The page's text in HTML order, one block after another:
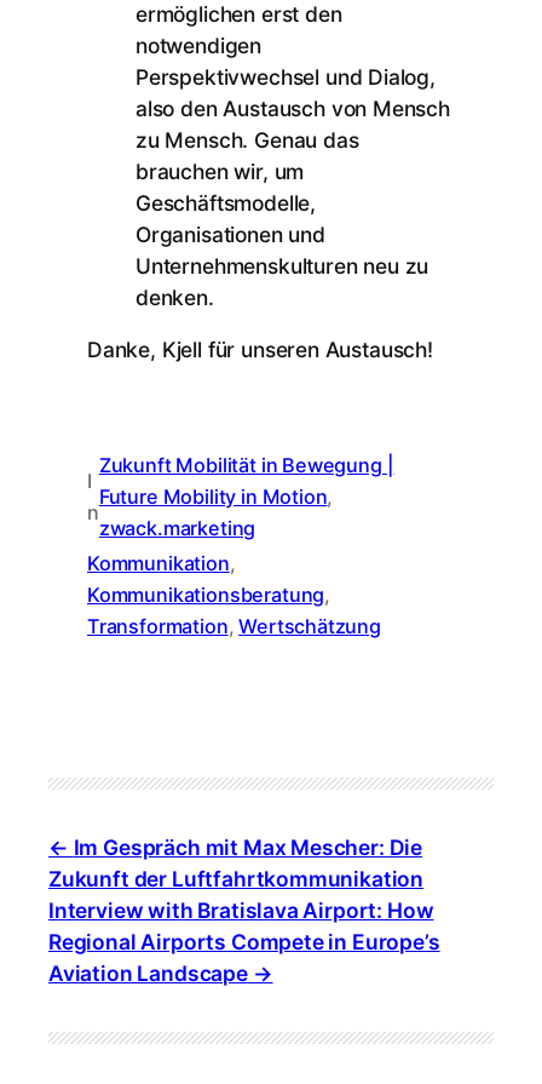
ermöglichen erst den
notwendigen
Perspektivwechsel und Dialog,
also den Austausch von Mensch
zu Mensch. Genau das
brauchen wir, um
Geschäftsmodelle,
Organisationen und
Unternehmenskulturen neu zu
denken.
Danke, Kjell für unseren Austausch!
I
n
Zukunft Mobilität in Bewegung |
Future Mobility in Motion
zwack.marketing
Kommunikation
Kommunikationsberatung
Transformation, Wertschätzung
Im Gespräch mit Max Mescher: Die
Zukunft der Luftfahrtkommunikation
Interview with Bratislava Airport: How
Regional Airports Compete in Europe’s
Aviation Landscape